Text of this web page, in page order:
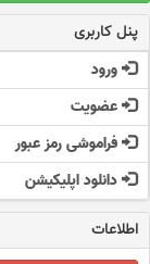
پنل کاربری
ورود
عضویت
فراموشی رمز عبور
دانلود اپلیکیشن
اطلاعات